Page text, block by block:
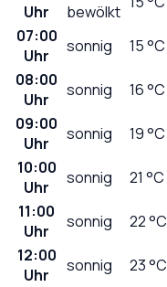
Uhr
bewölkt
07:00
Uhr
sonnig 15°C
08:00
Uhr
sonnig 16°C
09:00
Uhr
sonnig 19°C
10:00
Uhr
sonnig 21 °C
11:00
Uhr
sonnig 22°C
12:00
Uhr
sonnig 23°C